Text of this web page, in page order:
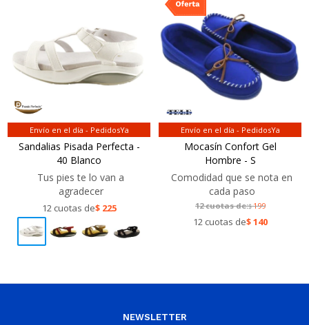
Envío en el día - PedidosYa
Sandalias Pisada Perfecta -
40 Blanco
Tus pies te lo van a
agradecer
12 cuotas de$ 225
Envío en el día - PedidosYa
Mocasín Confort Gel
Hombre - S
Comodidad que se nota en
cada paso
12 cuotas de:$199
12 cuotas de$140
NEWSLETTER